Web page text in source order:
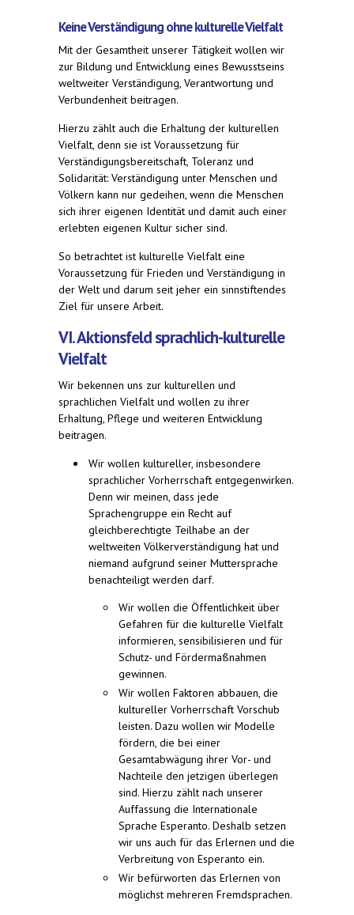
Keine Verständigung ohne kulturelle Vielfalt
Mit der Gesamtheit unserer Tätigkeit wollen wir
zur Bildung und Entwicklung eines Bewusstseins
weltweiter Verständigung, Verantwortung und
Verbundenheit beitragen.
Hierzu zählt auch die Erhaltung der kulturellen
Vielfalt, denn sie ist Voraussetzung für
Verständigungsbereitschaft, Toleranz und
Solidarität: Verständigung unter Menschen und
Völkern kann nur gedeihen, wenn die Menschen
sich ihrer eigenen Identität und damit auch einer
erlebten eigenen Kultur sicher sind.
So betrachtet ist kulturelle Vielfalt eine
Voraussetzung für Frieden und Verständigung in
der Welt und darum seit jeher ein sinnstiftendes
Ziel für unsere Arbeit.
VI. Aktionsfeld sprachlich-kulturelle
Vielfalt
Wir bekennen uns zur kulturellen und
sprachlichen Vielfalt und wollen zu ihrer
Erhaltung, Pflege und weiteren Entwicklung
beitragen.
Wir wollen kultureller, insbesondere
sprachlicher Vorherrschaft entgegenwirken.
Denn wir meinen, dass jede
Sprachengruppe ein Recht auf
gleichberechtigte Teilhabe an der
weltweiten Völkerverständigung hat und
niemand aufgrund seiner Muttersprache
benachteiligt werden darf.
Wir wollen die Öffentlichkeit über
Gefahren für die kulturelle Vielfalt
informieren, sensibilisieren und für
Schutz- und Fördermaßnahmen
gewinnen.
Wir wollen Faktoren abbauen, die
kultureller Vorherrschaft Vorschub
leisten. Dazu wollen wir Modelle
fördern, die bei einer
Gesamtabwägung ihrer Vor- und
Nachteile den jetzigen überlegen
sind. Hierzu zählt nach unserer
Auffassung die Internationale
Sprache Esperanto. Deshalb setzen
wir uns auch für das Erlernen und die
Verbreitung von Esperanto ein.
Wir befürworten das Erlernen von
möglichst mehreren Fremdsprachen.